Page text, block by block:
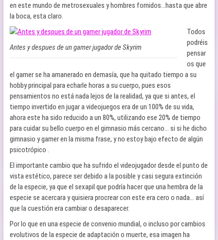
en este mundo de metrosexuales y hombres fornidos…hasta que abre
la boca, esta claro.
Antes y despues de un gamer jugador de Skyrim
Todos
podréis
pensar
os que
el gamer se ha amanerado en demasía, que ha quitado tiempo a su
hobby principal para echarle horas a su cuerpo, pues esos
pensamientos no está nada lejos de la realidad, ya que si antes, el
tiempo invertido en jugar a videojuegos era de un 100% de su vida,
ahora este ha sido reducido a un 80%, utilizando ese 20% de tiempo
para cuidar su bello cuerpo en el gimnasio más cercano… si si he dicho
gimnasio y gamer en la misma frase, y no estoy bajo efecto de algún
psicotrópico .
El importante cambio que ha sufrido el videojugador desde el punto de
vista estético, parece ser debido a la posible y casi segura extinción
de la especie, ya que el sexapil que podría hacer que una hembra de la
especie se acercara y quisiera procrear con este era cero o nada… así
que la cuestión era cambiar o desaparecer.
Por lo que en una especie de convenio mundial, o incluso por cambios
evolutivos de la especie de adaptación o muerte, esa imagen ha